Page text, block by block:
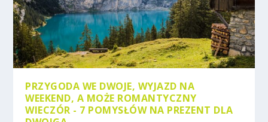
PRZYGODA WE DWOJE, WYJAZD NA
WEEKEND, A MOŻE ROMANTYCZNY
WIECZÓR - 7 POMYSŁÓW NA PREZENT DLA